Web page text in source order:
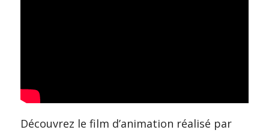
Découvrez le film d’animation réalisé par